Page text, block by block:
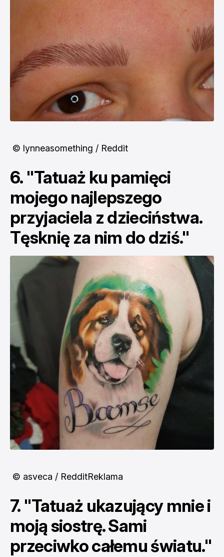
© lynneasomething / Reddit
6. "Tatuaż ku pamięci
mojego najlepszego
przyjaciela z dzieciństwa.
Tęsknię za nim do dziś."
© asveca / RedditReklama
7. "Tatuaż ukazujący mnie i
moją siostrę. Sami
przeciwko całemu światu."